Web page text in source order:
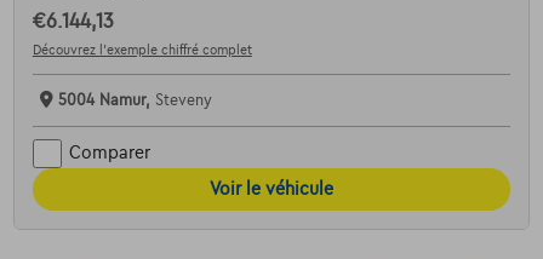
€6.144,13
Découvrez l’exemple chiffré complet
5004 Namur, Steveny
Comparer
Voir le véhicule